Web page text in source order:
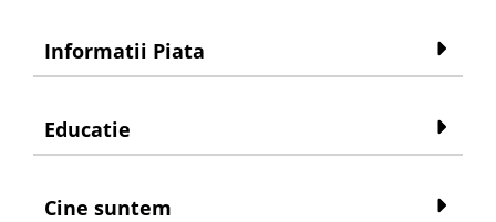
Informatii Piata
Educatie
Cine suntem